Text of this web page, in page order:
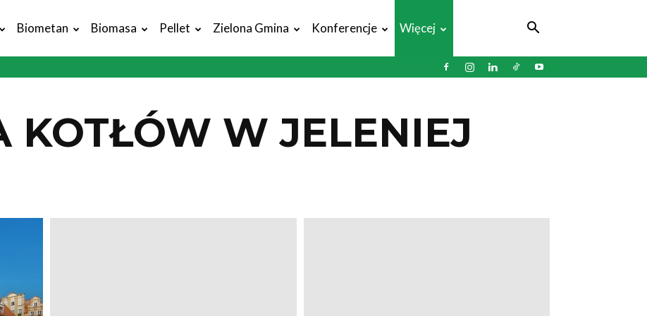
Biometan Biomasa Pellet Zielona Gmina Konferencje Więcej
KOTŁÓW W JELENIEJ